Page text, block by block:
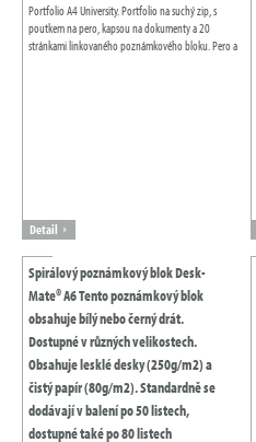
Portfolio A4 University. Portfolio na suchý zip, s
poutkem na pero, kapsou na dokumenty a 20
stránkami linkovaného poznámkového bloku. Pero a
Detail
Spirálový poznámkový blok Desk-
Mate® A6 Tento poznámkový blok
obsahuje bílý nebo černý drát.
Dostupné v různých velikostech.
Obsahuje lesklé desky (250g/m2) a
čistý papír (80g/m2). Standardně se
dodávají v balení po 50 listech,
dostupné také po 80 listech